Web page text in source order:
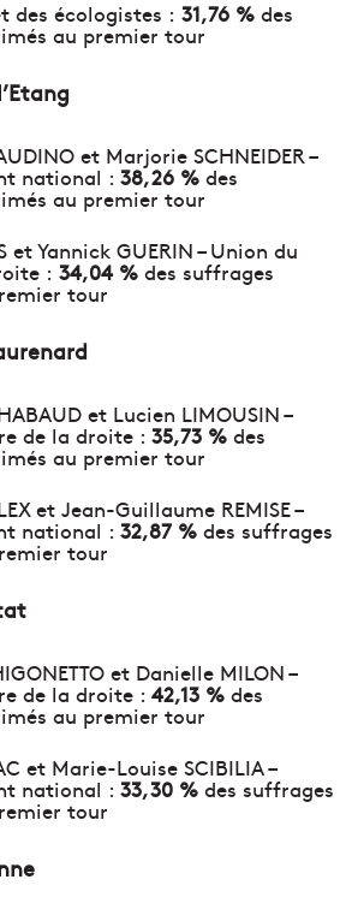
des écologistes : 31,76 % des
au premier tour
et Marjorie SCHNEIDER –
national : 38,26 % des
au premier tour
et Yannick GUERIN – Union du
: 34,04 % des suffrages
tour
et Lucien LIMOUSIN –
de la droite : 35,73 % des
au premier tour
et Jean-Guillaume REMISE –
national : 32,87 % des suffrages
tour
et Danielle MILON –
de la droite : 42,13 % des
au premier tour
et Marie-Louise SCIBILIA –
national : 33,30 % des suffrages
tour